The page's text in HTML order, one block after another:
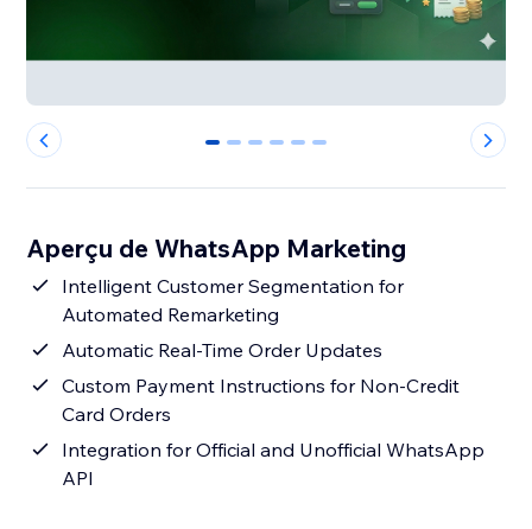
0 1 2 3 4 5
Aperçu de WhatsApp Marketing
Intelligent Customer Segmentation for
Automated Remarketing
Automatic Real-Time Order Updates
Custom Payment Instructions for Non-Credit
Card Orders
Integration for Official and Unofficial WhatsApp
API